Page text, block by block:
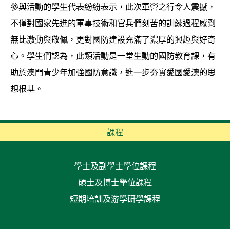
參與活動的學生代表紛紛表示，此次軍營之行令人震撼，
不僅對國家先進的軍事技術和官兵們刻苦的訓練過程感到
無比激動與敬佩，更對國防建設充滿了濃厚的興趣與好奇
心。學生們認為，此類活動是一堂生動的國防教育課，有
助於澳門青少年加強國防意識，進一步夯實愛國愛澳的思
想根基。
課程
學士及副學士學位課程
碩士及博士學位課程
短期培訓及游學研學課程